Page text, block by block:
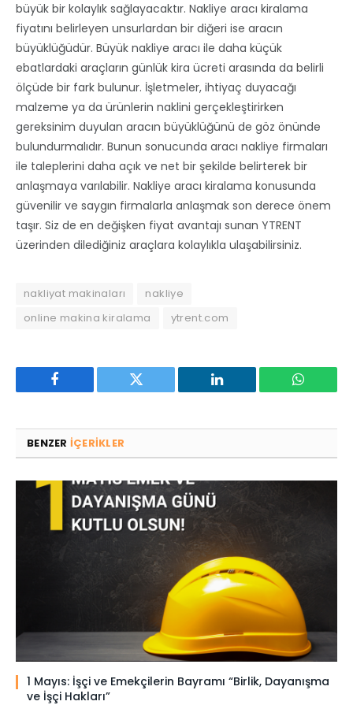
büyük bir kolaylık sağlayacaktır. Nakliye aracı kiralama
fiyatını belirleyen unsurlardan bir diğeri ise aracın
büyüklüğüdür. Büyük nakliye aracı ile daha küçük
ebatlardaki araçların günlük kira ücreti arasında da belirli
ölçüde bir fark bulunur. İşletmeler, ihtiyaç duyacağı
malzeme ya da ürünlerin naklini gerçekleştirirken
gereksinim duyulan aracın büyüklüğünü de göz önünde
bulundurmalıdır. Bunun sonucunda aracı nakliye firmaları
ile taleplerini daha açık ve net bir şekilde belirterek bir
anlaşmaya varılabilir. Nakliye aracı kiralama konusunda
güvenilir ve saygın firmalarla anlaşmak son derece önem
taşır. Siz de en değişken fiyat avantajı sunan YTRENT
üzerinden dilediğiniz araçlara kolaylıkla ulaşabilirsiniz.
nakliyat makinaları
nakliye
online makina kiralama
ytrent.com
Facebook Twitter LinkedIn
BENZER IÇERIKLER
1 Mayıs: İşçi ve Emekçilerin Bayramı “Birlik, Dayanışma
ve İşçi Hakları”